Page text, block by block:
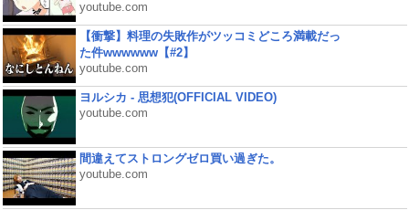
youtube.com
【衝撃】料理の失敗作がツッコミどころ満載だっ
た件wwwwww【#2】
youtube.com
ヨルシカ - 思想犯(OFFICIAL VIDEO)
youtube.com
間違えてストロングゼロ買い過ぎた。
youtube.com